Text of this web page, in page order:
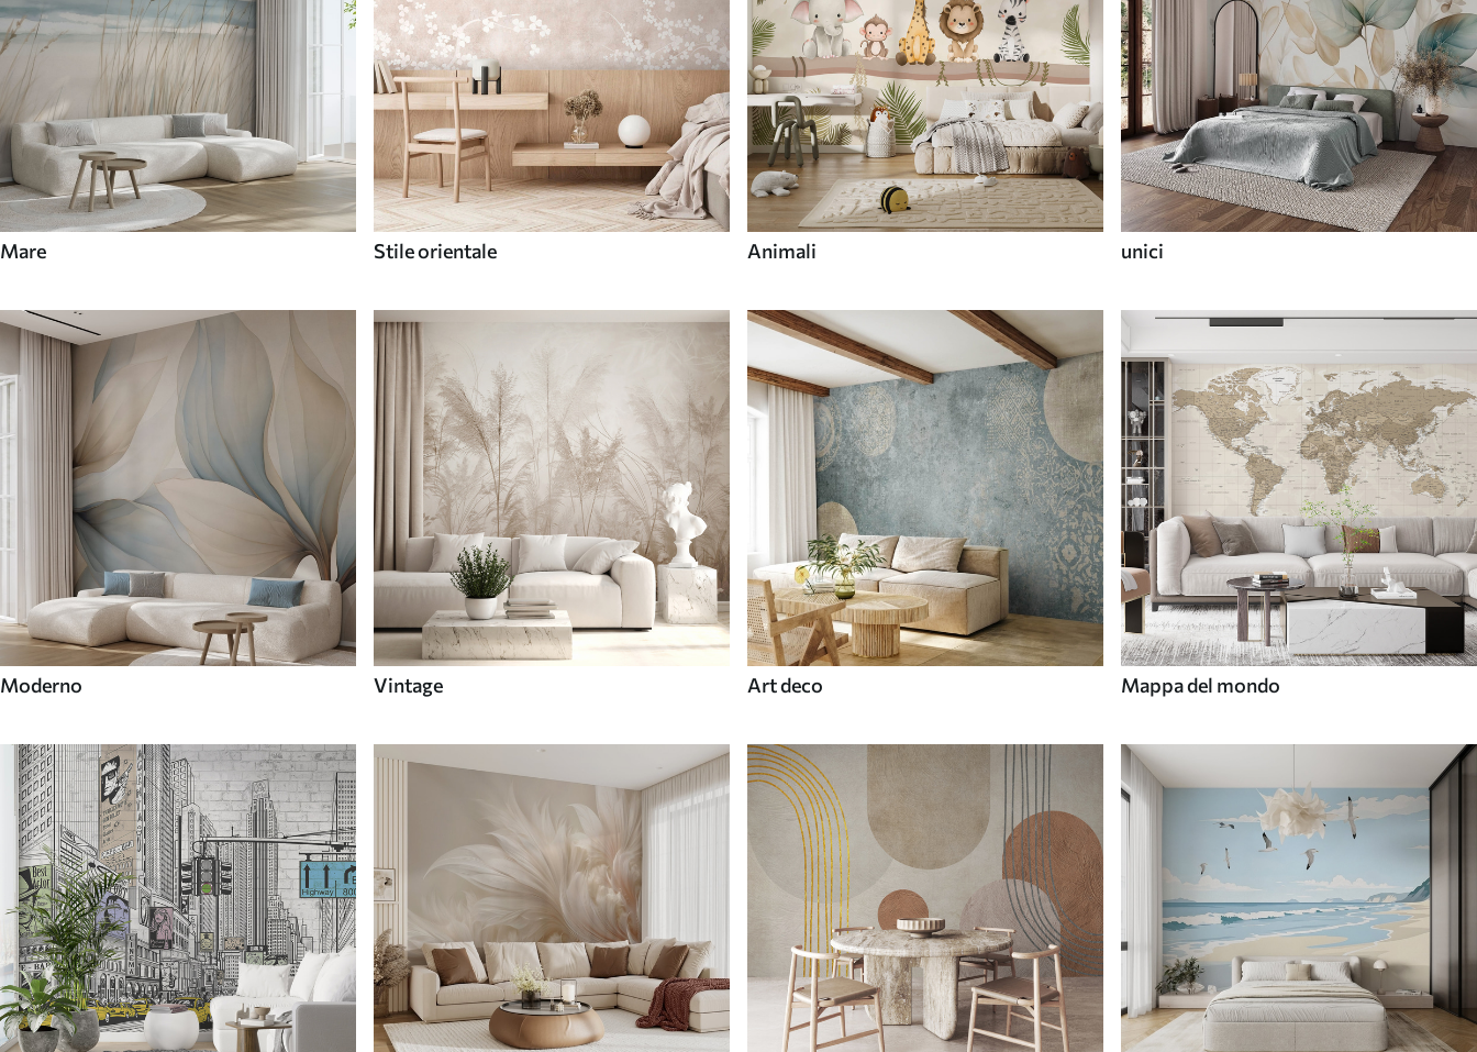
Mare Stile orientale Animali unici
Moderno Vintage Art deco Mappa del mondo